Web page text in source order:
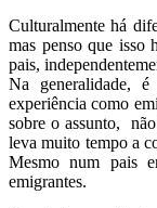
Culturalmente há
mas penso que isso
pais,
Na generalidade,
experiência como
sobre o assunto,
leva muito tempo a
Mesmo num pais
emigrantes.